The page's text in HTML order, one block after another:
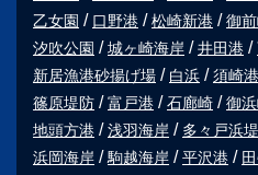
乙女園
口野港 松崎新港 御
汐吹公園
城ヶ崎海岸 井田港
新居漁港砂揚げ場
白浜 須崎港
篠原堤防
富戸港 石廊崎 御
地頭方港
浅羽海岸 多々戸浜
浜岡海岸
駒越海岸 平沢港